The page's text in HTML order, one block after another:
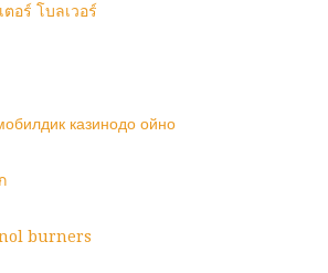
ตอร์ โบลเวอร์
казинодо ойно
burners